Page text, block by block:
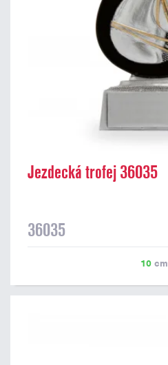
Jezdecká trofej 36035
36035
10 cm